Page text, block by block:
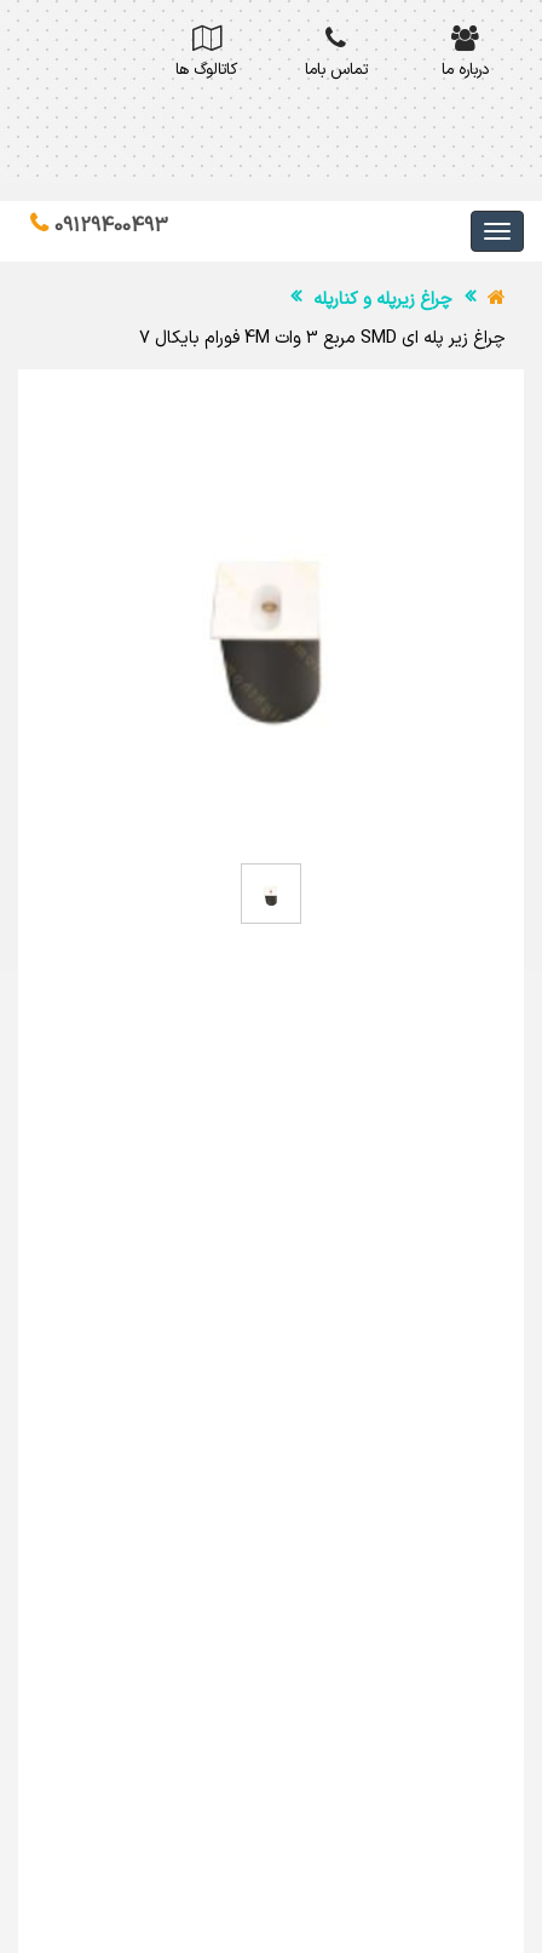
درباره ما تماس باما کاتالوگ ها
09129400493
چراغ زیرپله و کنارپله
چراغ زیر پله ای SMD مربع 3 وات 4M فورام بایکال 7